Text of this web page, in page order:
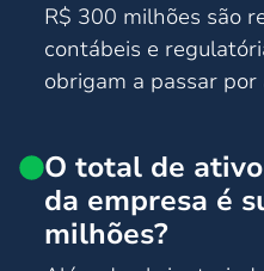
R$ 300 milhões são
contábeis e
obrigam a passar
O total de
da empresa é
milhões?